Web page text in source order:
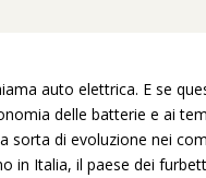
auto elettrica. E se
delle batterie e ai
sorta di evoluzione nei
in Italia, il paese dei